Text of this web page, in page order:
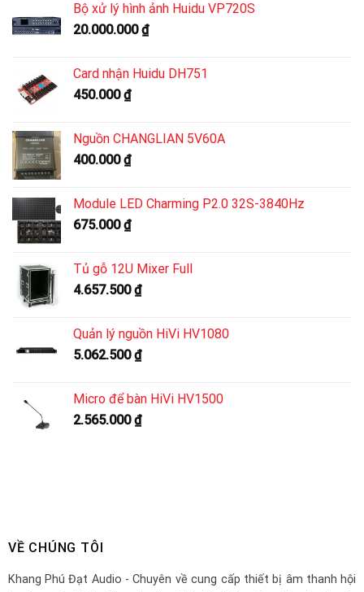
Bộ xử lý hình ảnh Huidu VP720S
20.000.000₫
Card nhận Huidu DH751
450.000₫
Nguồn CHANGLIAN 5V60A
400.000₫
Module LED Charming P2.0 32S-3840Hz
675.000₫
Tủ gỗ 12U Mixer Full
4.657.500₫
Quản lý nguồn HiVi HV1080
5.062.500₫
Micro để bàn HiVi HV1500
2.565.000₫
VỀ CHÚNG TÔI
Khang Phú Đạt Audio - Chuyên về cung cấp thiết bị âm thanh hội